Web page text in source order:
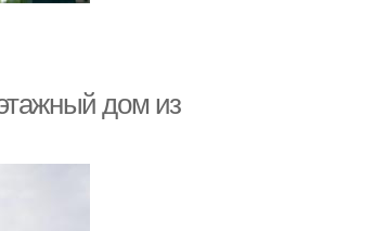
дом из